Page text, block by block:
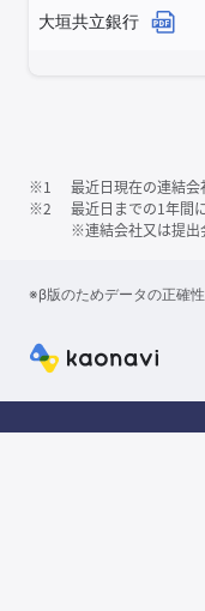
大垣共立銀行
※1
最近日現在の連結
※2
最近日までの1年間
※連結会社又は提出
※β版のためデータの正確